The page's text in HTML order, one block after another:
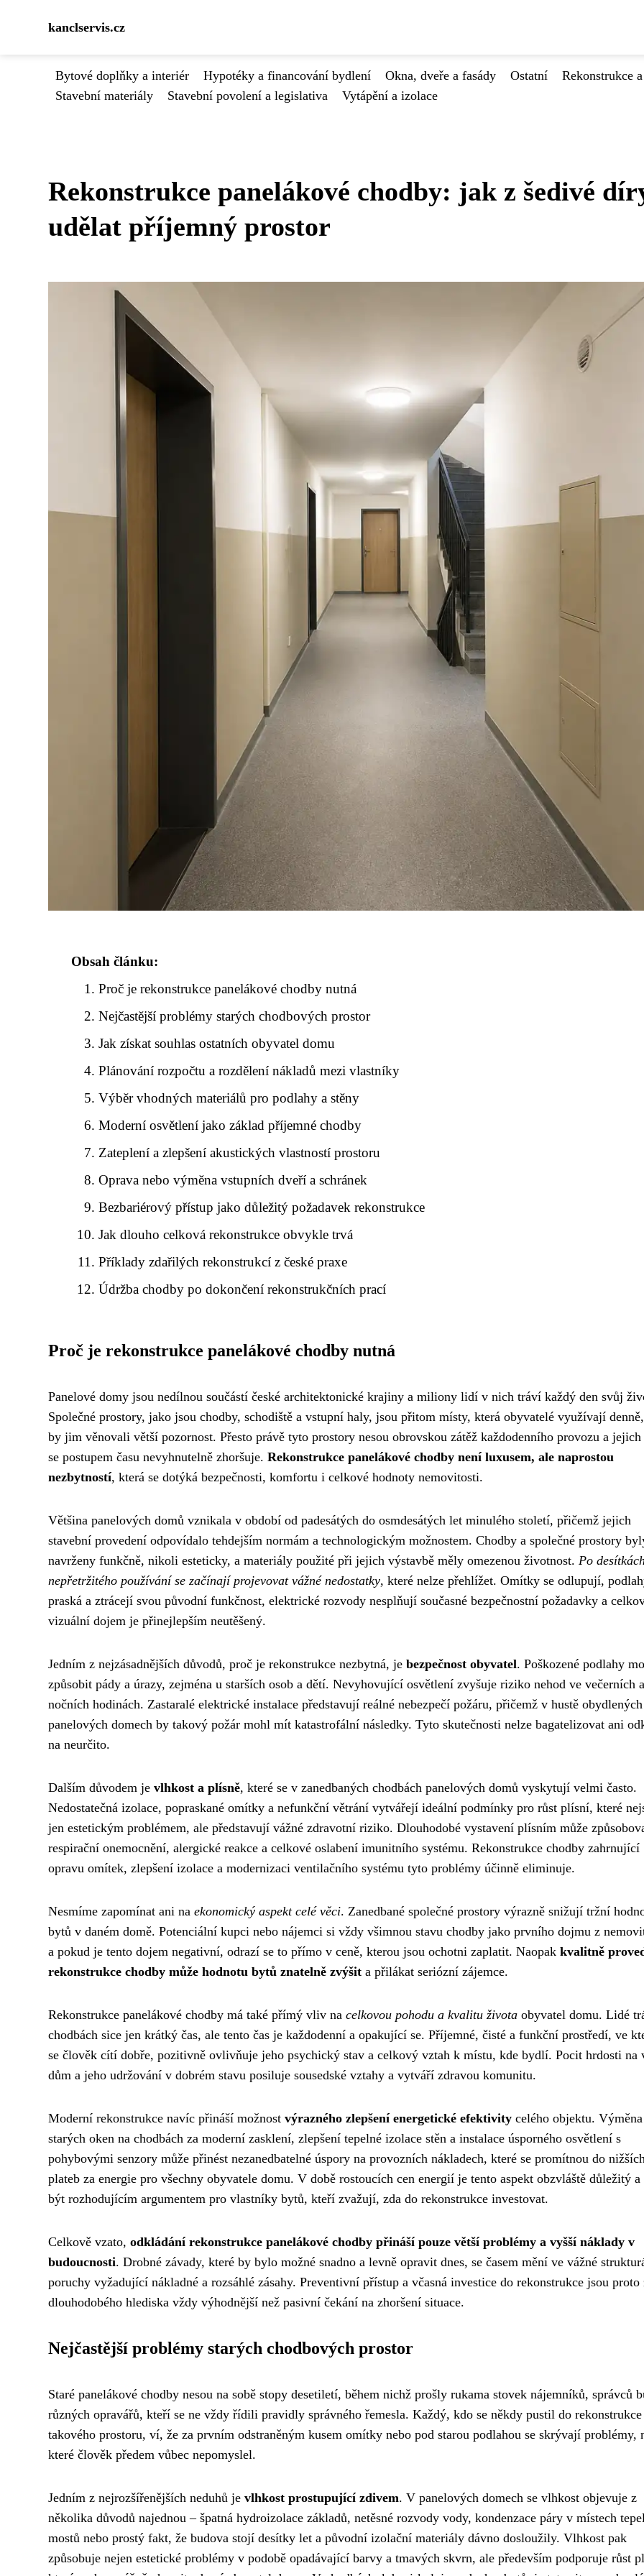
kanclservis.cz
Bytové doplňky a interiér Hypotéky a financování bydlení Okna, dveře a fasády Ostatní Rekonstrukce
Stavební materiály
Stavební povolení a legislativa Vytápění a izolace
Rekonstrukce panelákové chodby: jak z šedivé
udělat příjemný prostor
Obsah článku:
Proč je rekonstrukce panelákové chodby nutná
Nejčastější problémy starých chodbových prostor
Jak získat souhlas ostatních obyvatel domu
Plánování rozpočtu a rozdělení nákladů mezi vlastníky
Výběr vhodných materiálů pro podlahy a stěny
Moderní osvětlení jako základ příjemné chodby
Zateplení a zlepšení akustických vlastností prostoru
Oprava nebo výměna vstupních dveří a schránek
Bezbariérový přístup jako důležitý požadavek rekonstrukce
Jak dlouho celková rekonstrukce obvykle trvá
Příklady zdařilých rekonstrukcí z české praxe
Údržba chodby po dokončení rekonstrukčních prací
Proč je rekonstrukce panelákové chodby nutná
Panelové domy jsou nedílnou součástí české architektonické krajiny a miliony lidí v nich tráví každý den svůj
Společné prostory, jako jsou chodby, schodiště a vstupní haly, jsou přitom místy, která obyvatelé využívají
by jim věnovali větší pozornost. Přesto právě tyto prostory nesou obrovskou zátěž každodenního provozu a jejich
se postupem času nevyhnutelně zhoršuje. Rekonstrukce panelákové chodby není luxusem, ale naprostou
nezbytností, která se dotýká bezpečnosti, komfortu i celkové hodnoty nemovitosti.
Většina panelových domů vznikala v období od padesátých do osmdesátých let minulého století, přičemž jejich
stavební provedení odpovídalo tehdejším normám a technologickým možnostem. Chodby a společné prostory
navrženy funkčně, nikoli esteticky, a materiály použité při jejich výstavbě měly omezenou životnost. Po
nepřetržitého používání se začínají projevovat vážné nedostatky, které nelze přehlížet. Omítky se odlupují,
praská a ztrácejí svou původní funkčnost, elektrické rozvody nesplňují současné bezpečnostní požadavky a
vizuální dojem je přinejlepším neutěšený.
Jedním z nejzásadnějších důvodů, proč je rekonstrukce nezbytná, je bezpečnost obyvatel. Poškozené podlahy
způsobit pády a úrazy, zejména u starších osob a dětí. Nevyhovující osvětlení zvyšuje riziko nehod ve večerních a
nočních hodinách. Zastaralé elektrické instalace představují reálné nebezpečí požáru, přičemž v hustě obydlených
panelových domech by takový požár mohl mít katastrofální následky. Tyto skutečnosti nelze bagatelizovat ani
na neurčito.
Dalším důvodem je vlhkost a plísně, které se v zanedbaných chodbách panelových domů vyskytují velmi často.
Nedostatečná izolace, popraskané omítky a nefunkční větrání vytvářejí ideální podmínky pro růst plísní, které
jen estetickým problémem, ale představují vážné zdravotní riziko. Dlouhodobé vystavení plísním může
respirační onemocnění, alergické reakce a celkové oslabení imunitního systému. Rekonstrukce chodby zahrnující
opravu omítek, zlepšení izolace a modernizaci ventilačního systému tyto problémy účinně eliminuje.
Nesmíme zapomínat ani na ekonomický aspekt celé věci. Zanedbané společné prostory výrazně snižují tržní
bytů v daném domě. Potenciální kupci nebo nájemci si vždy všimnou stavu chodby jako prvního dojmu z
a pokud je tento dojem negativní, odrazí se to přímo v ceně, kterou jsou ochotni zaplatit. Naopak kvalitně
rekonstrukce chodby může hodnotu bytů znatelně zvýšit a přilákat seriózní zájemce.
Rekonstrukce panelákové chodby má také přímý vliv na celkovou pohodu a kvalitu života obyvatel domu. Lidé
chodbách sice jen krátký čas, ale tento čas je každodenní a opakující se. Příjemné, čisté a funkční prostředí, ve
se člověk cítí dobře, pozitivně ovlivňuje jeho psychický stav a celkový vztah k místu, kde bydlí. Pocit hrdosti na
dům a jeho udržování v dobrém stavu posiluje sousedské vztahy a vytváří zdravou komunitu.
Moderní rekonstrukce navíc přináší možnost výrazného zlepšení energetické efektivity celého objektu. Výměna
starých oken na chodbách za moderní zasklení, zlepšení tepelné izolace stěn a instalace úsporného osvětlení s
pohybovými senzory může přinést nezanedbatelné úspory na provozních nákladech, které se promítnou do
plateb za energie pro všechny obyvatele domu. V době rostoucích cen energií je tento aspekt obzvláště důležitý a
být rozhodujícím argumentem pro vlastníky bytů, kteří zvažují, zda do rekonstrukce investovat.
Celkově vzato, odkládání rekonstrukce panelákové chodby přináší pouze větší problémy a vyšší náklady v
budoucnosti. Drobné závady, které by bylo možné snadno a levně opravit dnes, se časem mění ve vážné
poruchy vyžadující nákladné a rozsáhlé zásahy. Preventivní přístup a včasná investice do rekonstrukce jsou proto
dlouhodobého hlediska vždy výhodnější než pasivní čekání na zhoršení situace.
Nejčastější problémy starých chodbových prostor
Staré panelákové chodby nesou na sobě stopy desetiletí, během nichž prošly rukama stovek nájemníků, správců
různých opravářů, kteří se ne vždy řídili pravidly správného řemesla. Každý, kdo se někdy pustil do rekonstrukce
takového prostoru, ví, že za prvním odstraněným kusem omítky nebo pod starou podlahou se skrývají problémy,
které člověk předem vůbec nepomyslel.
Jedním z nejrozšířenějších neduhů je vlhkost prostupující zdivem. V panelových domech se vlhkost objevuje z
několika důvodů najednou – špatná hydroizolace základů, netěsné rozvody vody, kondenzace páry v místech
mostů nebo prostý fakt, že budova stojí desítky let a původní izolační materiály dávno dosloužily. Vlhkost pak
způsobuje nejen estetické problémy v podobě opadávající barvy a tmavých skvrn, ale především podporuje růst